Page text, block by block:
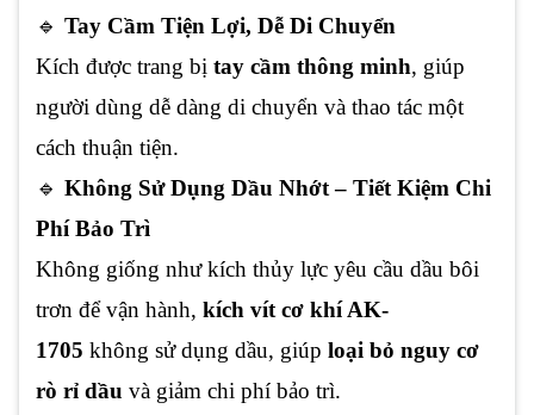
🔹 Tay Cầm Tiện Lợi, Dễ Di Chuyển
Kích được trang bị tay cầm thông minh, giúp
người dùng dễ dàng di chuyển và thao tác một
cách thuận tiện.
🔹 Không Sử Dụng Dầu Nhớt – Tiết Kiệm Chi
Phí Bảo Trì
Không giống như kích thủy lực yêu cầu dầu bôi
trơn để vận hành, kích vít cơ khí AK-
1705 không sử dụng dầu, giúp loại bỏ nguy cơ
rò rỉ dầu và giảm chi phí bảo trì.